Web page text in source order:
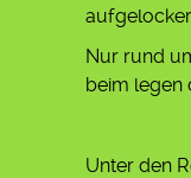
Nur rund
beim legen
Unter den